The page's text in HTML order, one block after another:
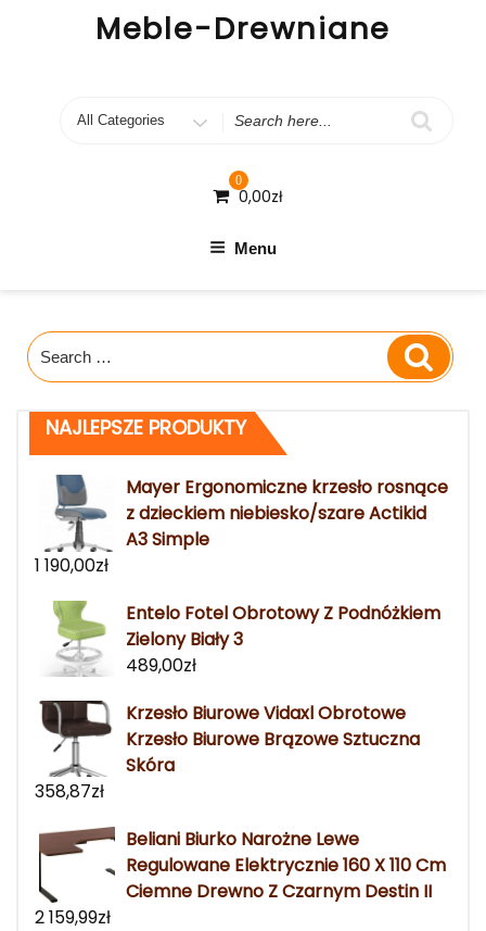
Meble-Drewniane
Search
0
0,00zł
Menu
Search
for:
Search
NAJLEPSZE PRODUKTY
Mayer Ergonomiczne krzesło rosnące
z dzieckiem niebiesko/szare Actikid
A3 Simple
1 190,00zł
Entelo Fotel Obrotowy Z Podnóżkiem
Zielony Biały 3
489,00zł
Krzesło Biurowe Vidaxl Obrotowe
Krzesło Biurowe Brązowe Sztuczna
Skóra
358,87zł
Beliani Biurko Narożne Lewe
Regulowane Elektrycznie 160 X 110 Cm
Ciemne Drewno Z Czarnym Destin II
2 159,99zł